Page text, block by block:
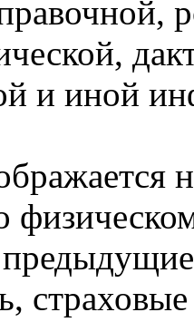
и иной